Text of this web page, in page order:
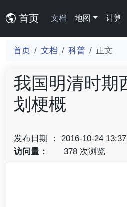
首页 文档 地图 计算
首页 文档 科普 正文
我国明清时期
划梗概
发布日期 ： 2016-10-24
访问量：
378 次浏览